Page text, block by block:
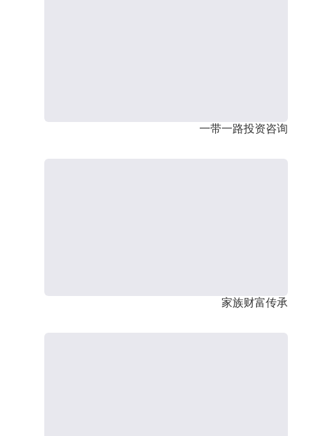
一带一路投资咨询
家族财富传承